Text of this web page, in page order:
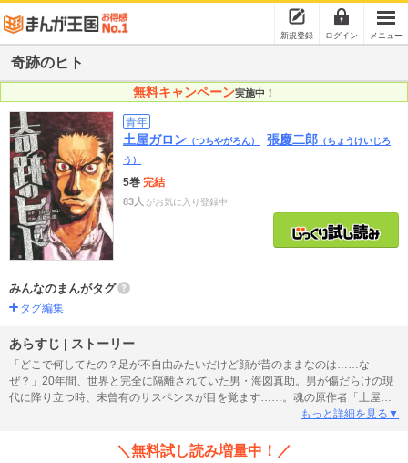
新規登録 ログイン メニュー
奇跡のヒト
無料キャンペーン実施中！
青年
土屋ガロン （つちやがろん） 張慶二郎 （ちょうけいじろ
う）
5巻 完結
83人 がお気に入り登録中
みんなのまんがタグ
タグ編集
あらすじ | ストーリー
「どこで何してたの？足が不自由みたいだけど顔が昔のままなのは……な
ぜ？」20年間、世界と完全に隔離されていた男・海図真助。男が傷だらけの現
代に降り立つ時、未曾有のサスペンスが目を覚ます……。魂の原作者「土屋ガ
ロン」が仕掛け、稀代の実力派「張慶二郎」が描き切る！予測不能のアウトロ
もっと詳細を見る▼
＼無料試し読み増量中！／